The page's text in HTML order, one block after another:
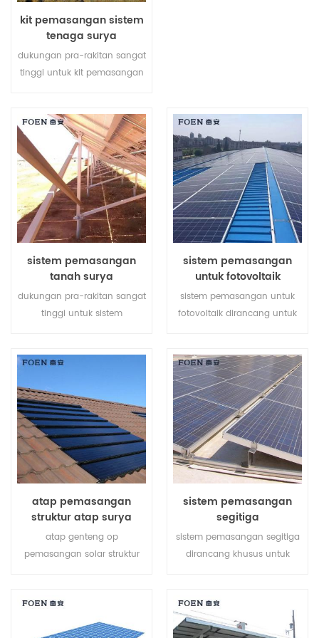
kit pemasangan sistem
tenaga surya
dukungan pra-rakitan sangat
tinggi untuk kit pemasangan
biaya tenaga kerja Anda dan
mempersingkat waktu
pemasangan.
sistem pemasangan
tanah surya
dukungan pra-rakitan sangat
tinggi untuk sistem
biaya tenaga kerja Anda dan
pemasangan.
sistem pemasangan
untuk fotovoltaik
sistem pemasangan untuk
fotovoltaik dirancang untuk
mudah, catu daya besar,
stabil dan begitu seterusnya.
atap pemasangan
struktur atap surya
atap genteng op
pemasangan solar struktur
perumahan dan komersial.
sistem pemasangan
segitiga
sistem pemasangan segitiga
dirancang khusus untuk
energi hijau yang dapat
disesuaikan yang